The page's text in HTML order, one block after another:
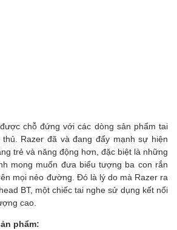
chỗ đứng với các dòng sản phẩm tai
Razer đã và đang đẩy mạnh sự hiện
trẻ và năng động hơn, đặc biệt là những
mong muốn đưa biểu tượng ba con rắn
mọi nẻo đường. Đó là lý do mà Razer ra
BT, một chiếc tai nghe sử dụng kết nối
cao.
phẩm: